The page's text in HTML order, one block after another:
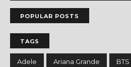
POPULAR POSTS
TAGS
Adele Ariana Grande BTS